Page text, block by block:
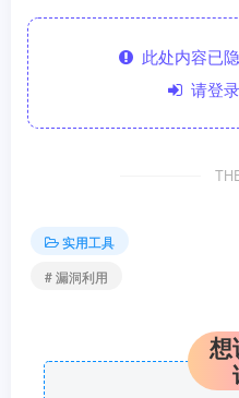
此处内容已
请登录
实用工具
# 漏洞利用
想